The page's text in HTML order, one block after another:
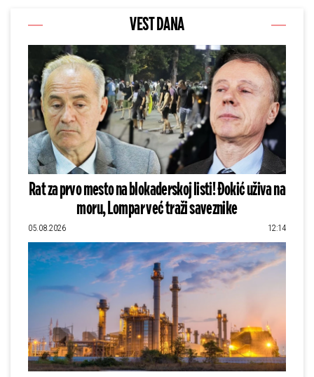
VEST DANA
Rat za prvo mesto na blokaderskoj listi! Đokić uživa na
moru, Lompar već traži saveznike
05.08.2026 12:14